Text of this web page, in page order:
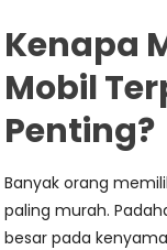
Kenapa
Mobil
Penting?
Banyak orang
paling murah.
besar pada